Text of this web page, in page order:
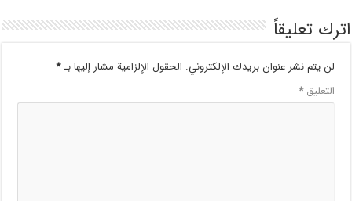
اترك تعليقاً
لن يتم نشر عنوان بريدك الإلكتروني. الحقول الإلزامية مشار إليها بـ*
التعليق*